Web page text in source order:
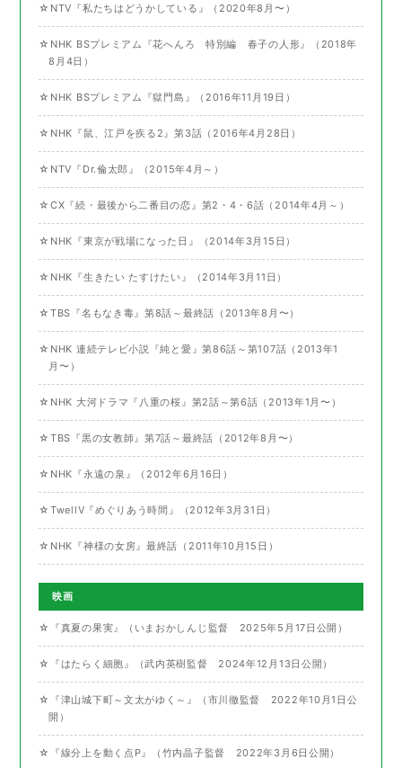
☆NTV『私たちはどうかしている』（2020年8月〜）
☆NHK BSプレミアム『花へんろ 特別編 春子の人形』（2018年
8月4日）
☆NHK BSプレミアム『獄門島』（2016年11月19日）
☆NHK『鼠、江戸を疾る2』第3話（2016年4月28日）
☆NTV『Dr.倫太郎』（2015年4月～）
☆CX『続・最後から二番目の恋』第2・4・6話（2014年4月～）
☆NHK『東京が戦場になった日』（2014年3月15日）
☆NHK『生きたい たすけたい』（2014年3月11日）
☆TBS『名もなき毒』第8話～最終話（2013年8月〜）
☆NHK 連続テレビ小説『純と愛』第86話～第107話（2013年1
月〜）
☆NHK 大河ドラマ『八重の桜』第2話～第6話（2013年1月〜）
☆TBS『黒の女教師』第7話～最終話（2012年8月〜）
☆NHK『永遠の泉』（2012年6月16日）
☆TwellV『めぐりあう時間』（2012年3月31日）
☆NHK『神様の女房』最終話（2011年10月15日）
映画
☆『真夏の果実』（いまおかしんじ監督 2025年5月17日公開）
☆『はたらく細胞』（武内英樹監督 2024年12月13日公開）
☆『津山城下町～文太がゆく～』（市川徹監督 2022年10月1日公
開）
☆『線分上を動く点P』（竹内晶子監督 2022年3月6日公開）